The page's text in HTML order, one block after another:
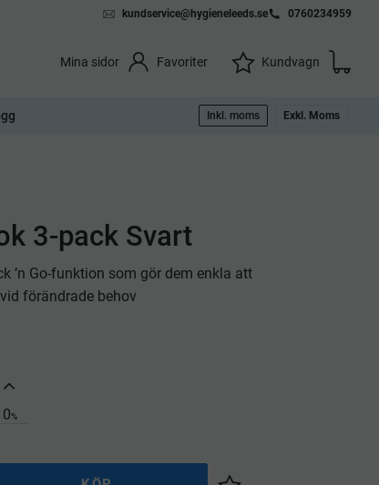
kundservice@hygieneleeds.se 0760234959
Mina sidor Favoriter Kundvagn
Önskelista
Inkl. moms Exkl. Moms
3-pack Svart
’n Go-funktion som gör dem enkla att
förändrade behov
%